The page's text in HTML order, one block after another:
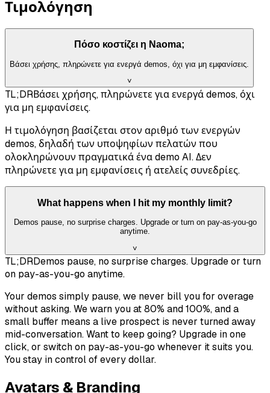
Τιμολόγηση
Πόσο κοστίζει η Naoma;
Βάσει χρήσης, πληρώνετε για ενεργά demos, όχι για μη εμφανίσεις.
˅
TL;DRΒάσει χρήσης, πληρώνετε για ενεργά demos, όχι
για μη εμφανίσεις.
Η τιμολόγηση βασίζεται στον αριθμό των ενεργών
demos, δηλαδή των υποψηφίων πελατών που
ολοκληρώνουν πραγματικά ένα demo AI. Δεν
πληρώνετε για μη εμφανίσεις ή ατελείς συνεδρίες.
What happens when I hit my monthly limit?
Demos pause, no surprise charges. Upgrade or turn on pay-as-you-go
anytime.
˅
TL;DRDemos pause, no surprise charges. Upgrade or turn
on pay-as-you-go anytime.
Your demos simply pause, we never bill you for overage
without asking. We warn you at 80% and 100%, and a
small buffer means a live prospect is never turned away
mid-conversation. Want to keep going? Upgrade in one
click, or switch on pay-as-you-go whenever it suits you.
You stay in control of every dollar.
Avatars & Branding